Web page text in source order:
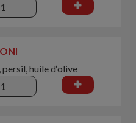
huile d‘olive